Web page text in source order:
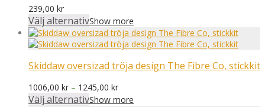
239,00 kr
Välj alternativShow more
Skiddaw oversizad tröja design The Fibre Co, stickkit
1006,00 kr – 1245,00 krPrisintervall:
1006,00 kr
Välj alternativShow more